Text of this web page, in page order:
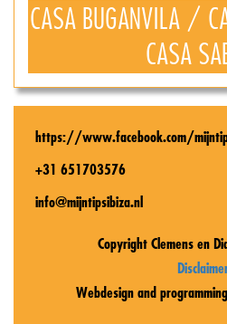
CASA BUGANVILA /
CASA
https://www.facebook.com/
+31 651703576
info@mijntipsibiza.nl
Copyright Clemens en
Webdesign and